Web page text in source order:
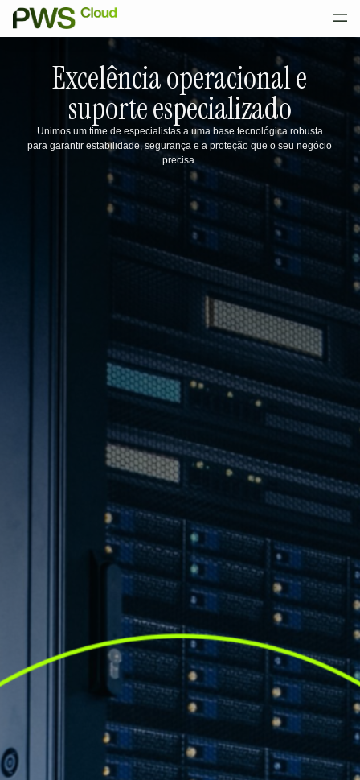
Excelência operacional e
suporte especializado
Unimos um time de especialistas a uma base tecnológica robusta
para garantir estabilidade, segurança e a proteção que o seu negócio
precisa.